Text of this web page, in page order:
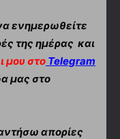
ενημερωθείτε
της ημέρας και
μου στο Telegram
μας στο
απορίες